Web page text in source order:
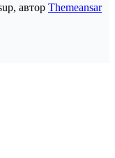
автор Themeansar